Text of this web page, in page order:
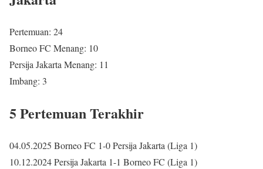
Pertemuan: 24
Borneo FC Menang: 10
Persija Jakarta Menang: 11
Imbang: 3
5 Pertemuan Terakhir
04.05.2025 Borneo FC 1-0 Persija Jakarta (Liga 1)
10.12.2024 Persija Jakarta 1-1 Borneo FC (Liga 1)